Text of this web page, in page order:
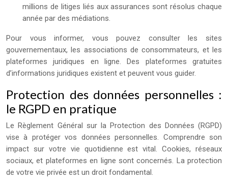
millions de litiges liés aux assurances sont résolus chaque
année par des médiations.
Pour vous informer, vous pouvez consulter les sites
gouvernementaux, les associations de consommateurs, et les
plateformes juridiques en ligne. Des plateformes gratuites
d’informations juridiques existent et peuvent vous guider.
Protection des données personnelles :
le RGPD en pratique
Le Règlement Général sur la Protection des Données (RGPD)
vise à protéger vos données personnelles. Comprendre son
impact sur votre vie quotidienne est vital. Cookies, réseaux
sociaux, et plateformes en ligne sont concernés. La protection
de votre vie privée est un droit fondamental.